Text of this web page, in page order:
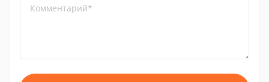
Комментарий*